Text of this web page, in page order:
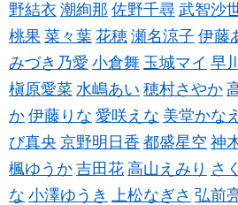
野結衣 潮絢那 佐野千尋 武智沙
桃果 菜々葉 花穂 瀬名涼子 伊藤
みづき乃愛 小倉舞 玉城マイ 早
槇原愛菜 水嶋あい 穂村さやか
か 伊藤りな 愛咲えな 美堂かなえ
び真央 京野明日香 都盛星空 神
楓ゆうか 吉田花 高山えみり さ
な 小澤ゆうき 上松なぎさ 弘前